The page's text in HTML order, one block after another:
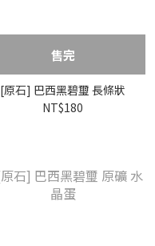
售完
[原石] 巴西黑碧璽 長條狀
NT$180